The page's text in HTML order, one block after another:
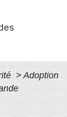
> Adoption